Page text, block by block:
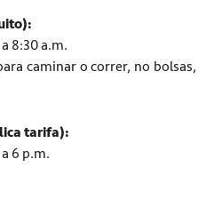
8:30 a.m.
caminar o correr, no bolsas,
tarifa):
6 p.m.